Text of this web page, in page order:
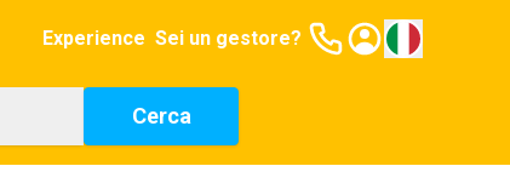
Experience Sei un gestore?
Cerca